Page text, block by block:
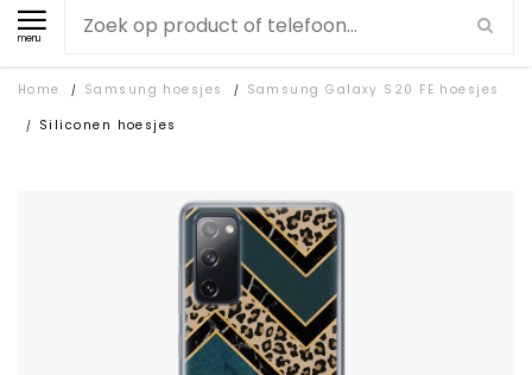
menu
Home / Samsung hoesjes / Samsung Galaxy S20 FE hoesjes
/ Siliconen hoesjes